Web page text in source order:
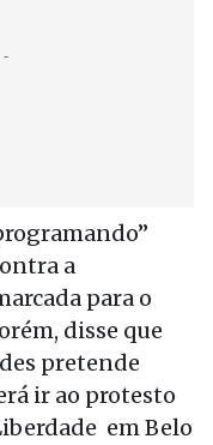
a
para o
disse que
pretende
ir ao protesto
em Belo